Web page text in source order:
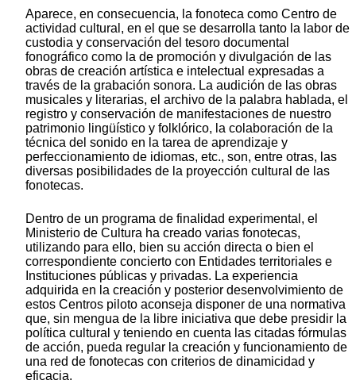
Aparece, en consecuencia, la fonoteca como Centro de
actividad cultural, en el que se desarrolla tanto la labor de
custodia y conservación del tesoro documental
fonográfico como la de promoción y divulgación de las
obras de creación artística e intelectual expresadas a
través de la grabación sonora. La audición de las obras
musicales y literarias, el archivo de la palabra hablada, el
registro y conservación de manifestaciones de nuestro
patrimonio lingüístico y folklórico, la colaboración de la
técnica del sonido en la tarea de aprendizaje y
perfeccionamiento de idiomas, etc., son, entre otras, las
diversas posibilidades de la proyección cultural de las
fonotecas.
Dentro de un programa de finalidad experimental, el
Ministerio de Cultura ha creado varias fonotecas,
utilizando para ello, bien su acción directa o bien el
correspondiente concierto con Entidades territoriales e
Instituciones públicas y privadas. La experiencia
adquirida en la creación y posterior desenvolvimiento de
estos Centros piloto aconseja disponer de una normativa
que, sin mengua de la libre iniciativa que debe presidir la
política cultural y teniendo en cuenta las citadas fórmulas
de acción, pueda regular la creación y funcionamiento de
una red de fonotecas con criterios de dinamicidad y
eficacia.